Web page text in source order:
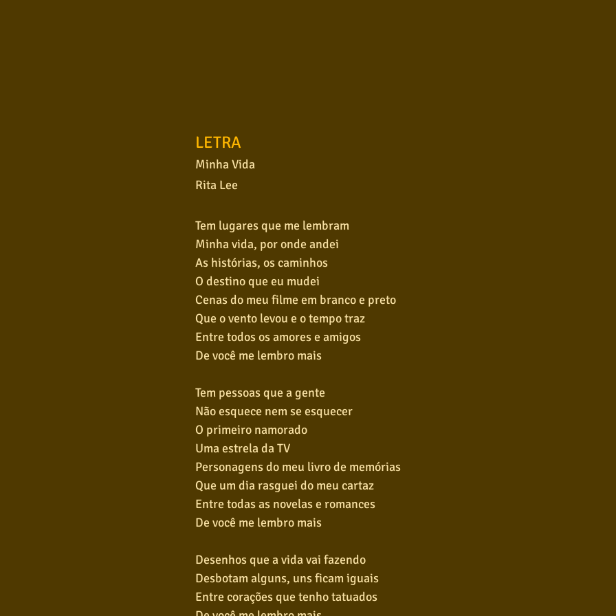
LETRA
Minha Vida
Rita Lee
Tem lugares que me lembram
Minha vida, por onde andei
As histórias, os caminhos
O destino que eu mudei
Cenas do meu filme em branco e preto
Que o vento levou e o tempo traz
Entre todos os amores e amigos
De você me lembro mais
Tem pessoas que a gente
Não esquece nem se esquecer
O primeiro namorado
Uma estrela da TV
Personagens do meu livro de memórias
Que um dia rasguei do meu cartaz
Entre todas as novelas e romances
De você me lembro mais
Desenhos que a vida vai fazendo
Desbotam alguns, uns ficam iguais
Entre corações que tenho tatuados